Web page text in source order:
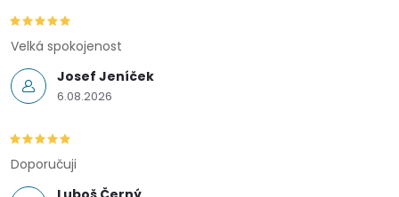
Josef Jeníček
6.08.2026
Velká spokojenost
Doporučuji